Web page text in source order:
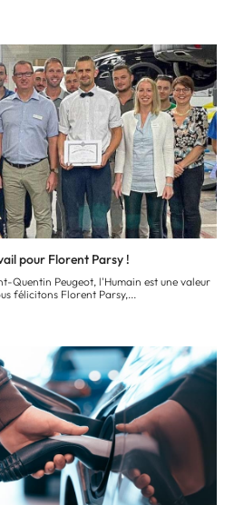
pour Florent Parsy !
Quentin Peugeot, l'Humain est une valeur
félicitons Florent Parsy,...